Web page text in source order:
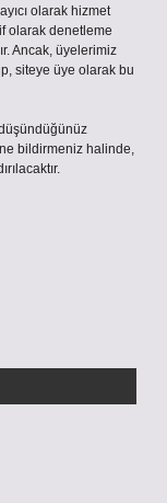
olarak hizmet
olarak denetleme
Ancak, üyelerimiz
siteye üye olarak bu
bildirmeniz halinde,